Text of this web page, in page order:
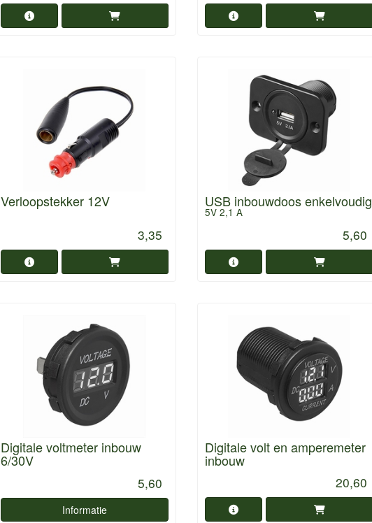
Verloopstekker 12V
3,35
USB inbouwdoos enkelvoudig
5V 2,1 A
5,60
Digitale voltmeter inbouw
6/30V
5,60
Informatie
Digitale volt en amperemeter
inbouw
20,60